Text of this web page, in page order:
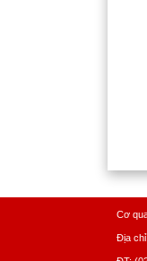
Cơ
Địa